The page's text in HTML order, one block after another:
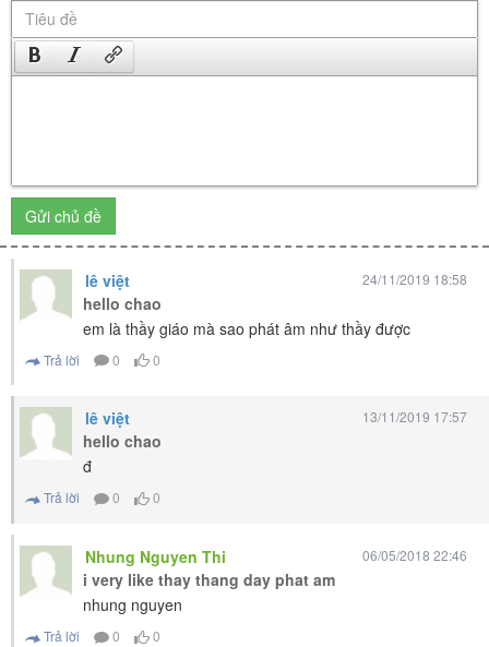
Gửi chủ đề
lê việt 24/11/2019 18:58
hello chao
em là thầy giáo mà sao phát âm như thầy được
Trả lời 0 0
lê việt 13/11/2019 17:57
hello chao
đ
Trả lời 0 0
Nhung Nguyen Thi 06/05/2018 22:46
i very like thay thang day phat am
nhung nguyen
Trả lời 0 0